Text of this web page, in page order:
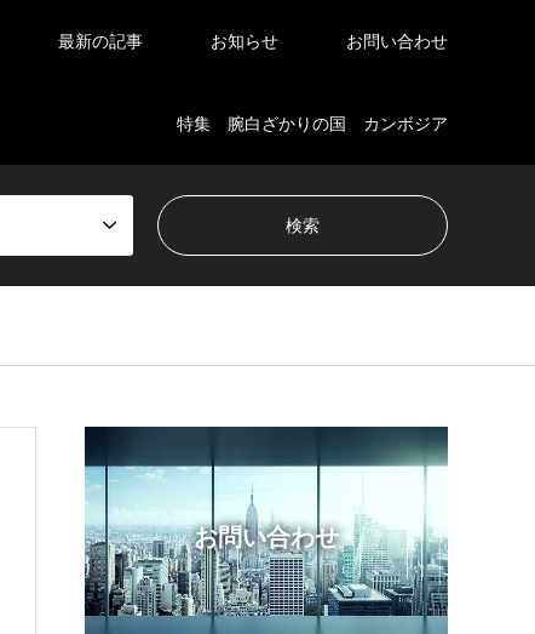
最新の記事 お知らせ お問い合わせ
特集 腕白ざかりの国 カンボジア
お問い合わせ